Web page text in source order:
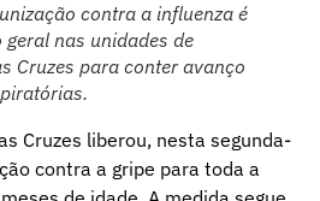
contra a influenza é
nas unidades de
Cruzes para conter avanço
Cruzes liberou, nesta segunda-
contra a gripe para toda a